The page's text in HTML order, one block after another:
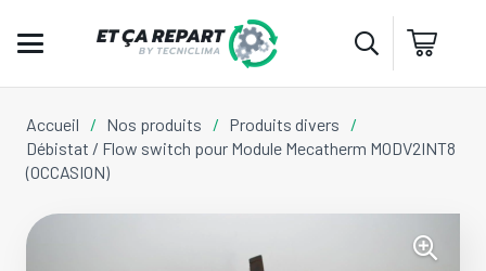
Accueil / Nos produits / Produits divers
/
Débistat / Flow switch pour Module Mecatherm MODV2INT8
(OCCASION)